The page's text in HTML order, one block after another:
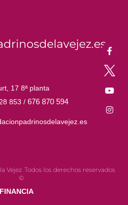
17 8ª planta
853 /676 870 594
Vejez. Todos los derechos reservados
©
FINANCIA